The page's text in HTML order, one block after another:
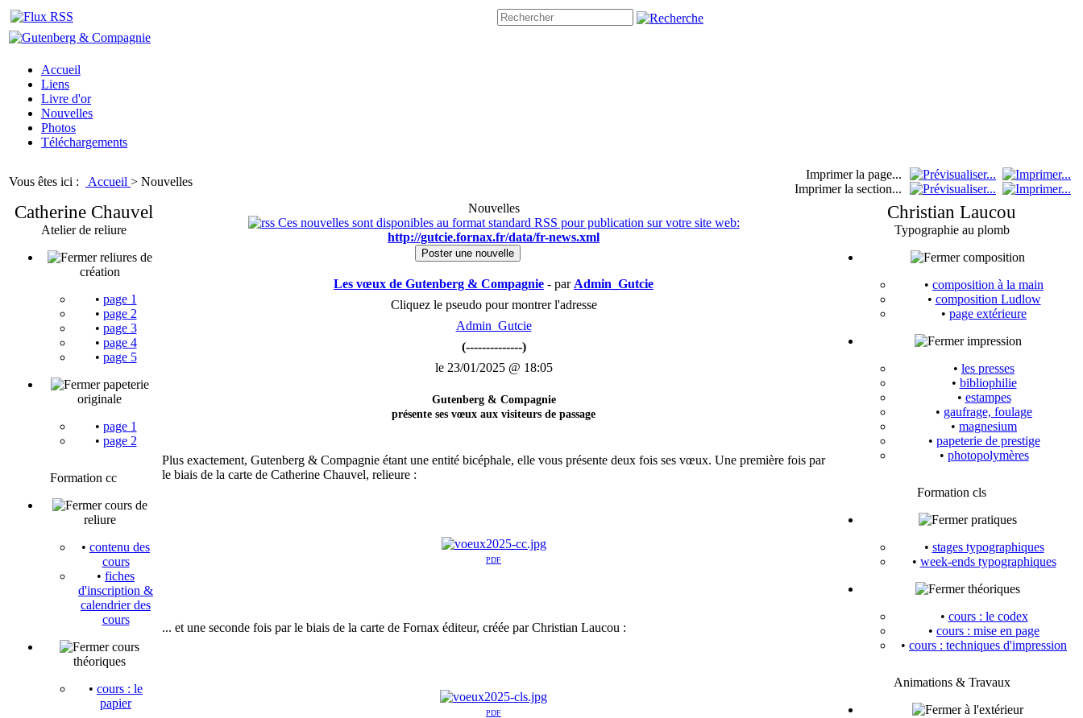
Accueil
Liens
Livre d'or
Nouvelles
Photos
Téléchargements
Vous êtes ici : Accueil > Nouvelles
Imprimer la page...
Imprimer la section...
Catherine Chauvel
Atelier de reliure
reliures de
création
• page 1
• page 2
• page 3
• page 4
• page 5
papeterie
originale
• page 1
• page 2
Formation cc
cours de
reliure
• contenu des
cours
• fiches
d'inscription &
calendrier des
cours
cours
théoriques
• cours : le
papier
Nouvelles
Ces nouvelles sont disponibles au format standard RSS pour publication sur votre site web:
http://gutcie.fornax.fr/data/fr-news.xml
Poster une nouvelle
Les vœux de Gutenberg & Compagnie - par Admin_Gutcie
Cliquez le pseudo pour montrer l'adresse
Admin_Gutcie
(--------------)
le 23/01/2025 @ 18:05
Gutenberg & Compagnie
présente ses vœux aux visiteurs de passage
Plus exactement, Gutenberg & Compagnie étant une entité bicéphale, elle vous présente deux fois ses vœux. Une première fois par
le biais de la carte de Catherine Chauvel, relieure :
PDF
... et une seconde fois par le biais de la carte de Fornax éditeur, créée par Christian Laucou :
PDF
Christian Laucou
Typographie au plomb
composition
• composition à la main
• composition Ludlow
• page extérieure
impression
• les presses
• bibliophilie
• estampes
• gaufrage, foulage
• magnesium
• papeterie de prestige
• photopolymères
Formation cls
pratiques
• stages typographiques
• week-ends typographiques
théoriques
• cours : le codex
• cours : mise en page
• cours : techniques d'impression
Animations & Travaux
à l'extérieur